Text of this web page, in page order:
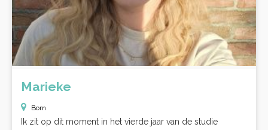
Marieke
Born
Ik zit op dit moment in het vierde jaar van de studie